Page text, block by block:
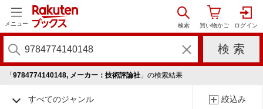
メニュー
「 9784774140148, メーカー：技術評論社 」の検索結果
すべてのジャンル 絞込み